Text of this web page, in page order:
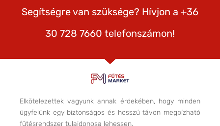
Segítségre van szüksége? Hívjon a +36
30 728 7660 telefonszámon!
Elkötelezettek vagyunk annak érdekében, hogy minden
ügyfelünk egy biztonságos és hosszú távon megbízható
fűtésrendszer tulajdonosa lehessen.